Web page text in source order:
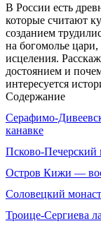
В России есть
которые считают
созданием
на богомолье цари,
исцеления.
достоянием и
интересуется
Содержание
канавке
Остров Кижи —
Соловецкий
Троице‑Сергиева